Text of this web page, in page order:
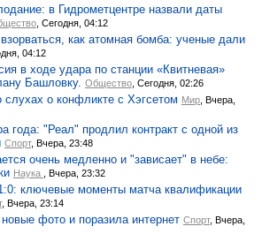
в Гидрометцентре назвали даты
, Сегодня, 04:12
как атомная бомба: ученые дали
04:12
в ходе удара по станции «Квитневая»
Башловку. Общество , Сегодня, 02:26
о конфликте с Хэгсетом Мир , Вчера,
года: "Реал" продлил контракт с одной из
Спорт, Вчера, 23:48
очень медленно и "зависает" в небе:
Наука , Вчера, 23:32
ключевые моменты матча квалификации
, Вчера, 23:14
фото и поразила интернет Спорт, Вчера,